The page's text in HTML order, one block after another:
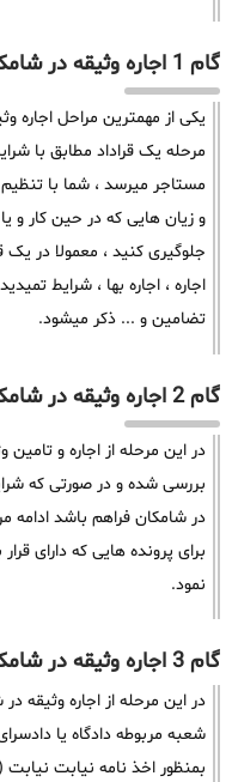
گام 1 اجاره وثیقه در شامکان (عقد قرارداد)
یکی از مهمترین مراحل اجاره
مرحله یک قراداد مطابق با
مستاجر میرسد ، شما با تنظیم
و زیان هایی که در حین کار و
جلوگیری کنید ، معمولا در یک
اجاره ، اجاره بها ، شرایط
تضامین و ... ذکر میشود.
گام 2 اجاره وثیقه در شامکان (بررسی پرونده)
در این مرحله از اجاره و
بررسی شده و در صورتی که
در شامکان فراهم باشد ادامه
برای پرونده هایی که دارای
نمود.
گام 3 اجاره وثیقه در شامکان (مراجعه به شعبه)
در این مرحله از اجاره وثیقه
شعبه مربوطه دادگاه یا
بمنظور اخذ نامه نیابت